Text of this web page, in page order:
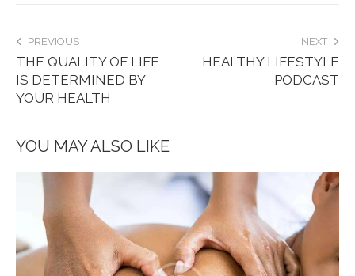
PREVIOUS
THE QUALITY OF LIFE
IS DETERMINED BY
YOUR HEALTH
NEXT
HEALTHY LIFESTYLE
PODCAST
YOU MAY ALSO LIKE